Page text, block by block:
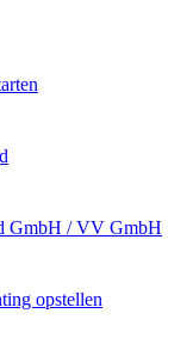
GmbH / VV GmbH
opstellen